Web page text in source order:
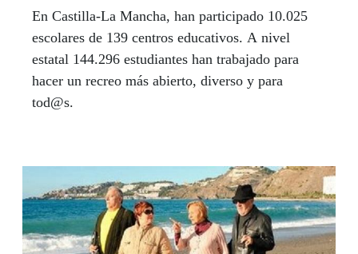
En Castilla-La Mancha, han participado 10.025
escolares de 139 centros educativos. A nivel
estatal 144.296 estudiantes han trabajado para
hacer un recreo más abierto, diverso y para
tod@s.